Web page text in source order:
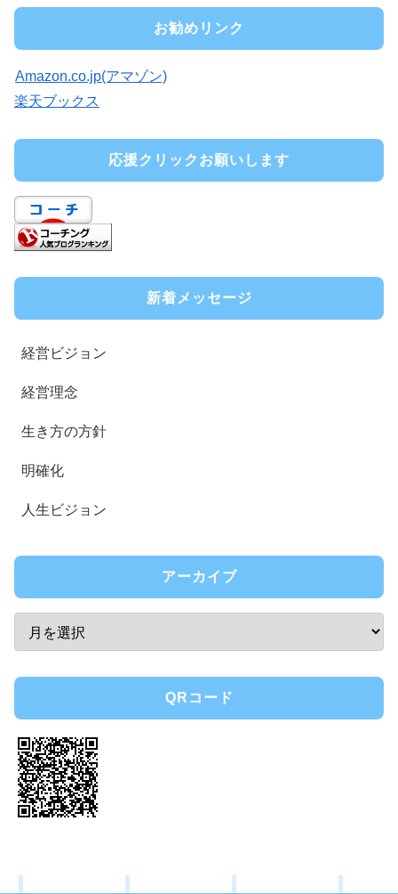
お勧めリンク
Amazon.co.jp(アマゾン)
楽天ブックス
応援クリックお願いします
新着メッセージ
経営ビジョン
経営理念
生き方の方針
明確化
人生ビジョン
アーカイブ
QRコード